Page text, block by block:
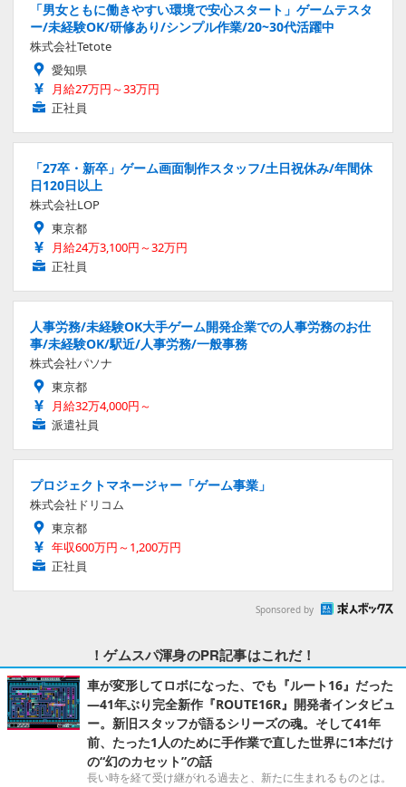
「男女ともに働きやすい環境で安心スタート」ゲームテスタ
ー/未経験OK/研修あり/シンプル作業/20~30代活躍中
株式会社Tetote
愛知県
月給27万円～33万円
正社員
「27卒・新卒」ゲーム画面制作スタッフ/土日祝休み/年間休
日120日以上
株式会社LOP
東京都
月給24万3,100円～32万円
正社員
人事労務/未経験OK大手ゲーム開発企業での人事労務のお仕
事/未経験OK/駅近/人事労務/一般事務
株式会社パソナ
東京都
月給32万4,000円～
派遣社員
プロジェクトマネージャー「ゲーム事業」
株式会社ドリコム
東京都
年収600万円～1,200万円
正社員
Sponsored by
！ゲムスパ渾身のPR記事はこれだ！
車が変形してロボになった、でも『ルート16』だった
―41年ぶり完全新作『ROUTE16R』開発者インタビュ
ー。新旧スタッフが語るシリーズの魂。そして41年
前、たった1人のために手作業で直した世界に1本だけ
の“幻のカセット”の話
長い時を経て受け継がれる過去と、新たに生まれるものとは。